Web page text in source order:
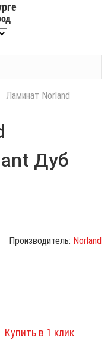
Ламинат Norland
Дуб
Производитель: Norland